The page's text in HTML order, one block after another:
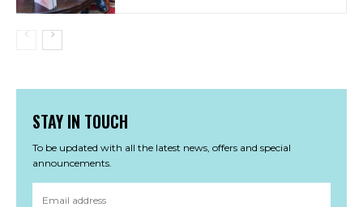
STAY IN TOUCH
To be updated with all the latest news, offers and special
announcements.